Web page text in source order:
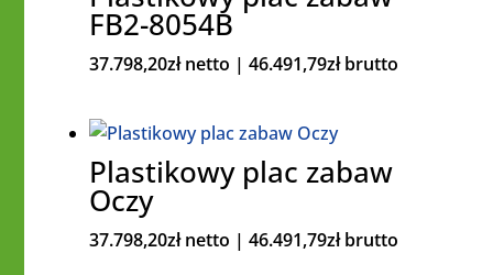
FB2-8054B
37.798,20zł netto | 46.491,79złbrutto
Plastikowy plac zabaw
Oczy
37.798,20zł netto | 46.491,79złbrutto